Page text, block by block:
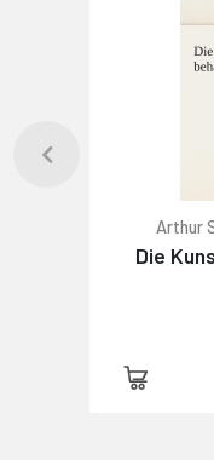
Arthur
Die